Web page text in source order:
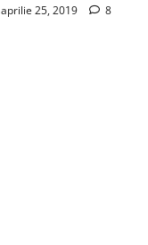
aprilie 25, 2019 8